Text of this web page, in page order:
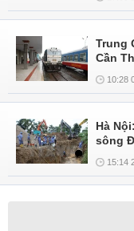
Trung
Cần
10:28
Hà
sông
15:14